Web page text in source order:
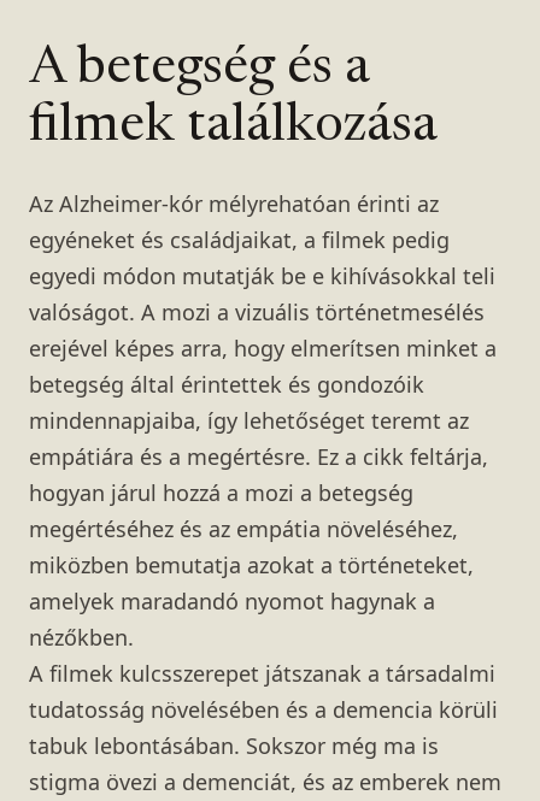
A betegség és a
filmek találkozása
Az Alzheimer-kór mélyrehatóan érinti az
egyéneket és családjaikat, a filmek pedig
egyedi módon mutatják be e kihívásokkal teli
valóságot. A mozi a vizuális történetmesélés
erejével képes arra, hogy elmerítsen minket a
betegség által érintettek és gondozóik
mindennapjaiba, így lehetőséget teremt az
empátiára és a megértésre. Ez a cikk feltárja,
hogyan járul hozzá a mozi a betegség
megértéséhez és az empátia növeléséhez,
miközben bemutatja azokat a történeteket,
amelyek maradandó nyomot hagynak a
nézőkben.
A filmek kulcsszerepet játszanak a társadalmi
tudatosság növelésében és a demencia körüli
tabuk lebontásában. Sokszor még ma is
stigma övezi a demenciát, és az emberek nem